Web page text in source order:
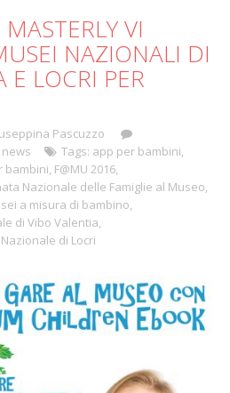
VI
NAZIONALI DI
E LOCRI PER
Pascuzzo
news Tags: app per bambini,
bambini, F@MU 2016,
Nazionale delle Famiglie al Museo,
a misura di bambino,
di Vibo Valentia,
di Locri